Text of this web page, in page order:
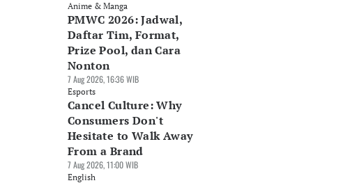
Anime & Manga
PMWC 2026: Jadwal,
Daftar Tim, Format,
Prize Pool, dan Cara
Nonton
7 Aug 2026, 16:36 WIB
Esports
Cancel Culture: Why
Consumers Don't
Hesitate to Walk Away
From a Brand
7 Aug 2026, 11:00 WIB
English